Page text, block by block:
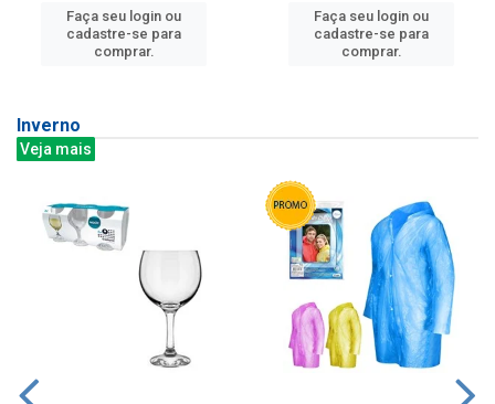
Faça seu login ou
cadastre-se para
comprar.
Faça seu login ou
cadastre-se para
comprar.
Inverno
Veja mais